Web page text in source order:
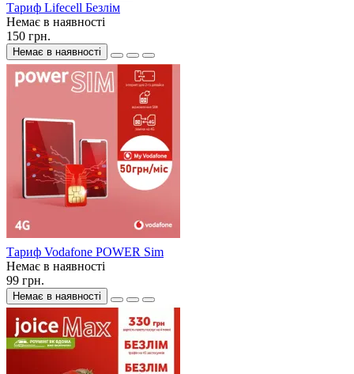
Тариф Lifecell Безлім
Немає в наявності
150 грн.
Немає в наявності
Тариф Vodafone POWER Sim
Немає в наявності
99 грн.
Немає в наявності